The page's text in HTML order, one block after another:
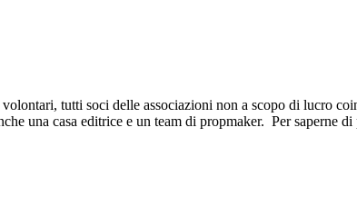
tutti soci delle associazioni non a scopo di lucro
una casa editrice e un team di propmaker. Per saperne di